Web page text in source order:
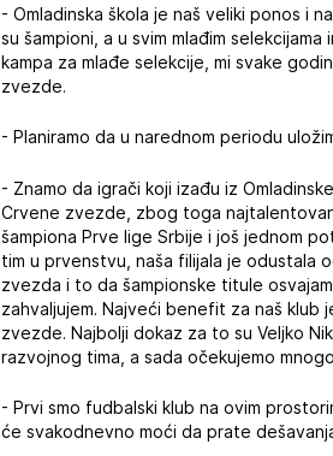
- Omladinska škola je naš veliki ponos i
su šampioni, a u svim mlađim
kampa za mlađe selekcije, mi svake
zvezde.
- Planiramo da u narednom periodu
- Znamo da igrači koji izađu iz
Crvene zvezde, zbog toga
šampiona Prve lige Srbije i još jednom
tim u prvenstvu, naša filijala je odustala
zvezda i to da šampionske titule
zahvaljujem. Najveći benefit za naš
zvezde. Najbolji dokaz za to su Veljko
razvojnog tima, a sada očekujemo
- Prvi smo fudbalski klub na ovim
će svakodnevno moći da prate